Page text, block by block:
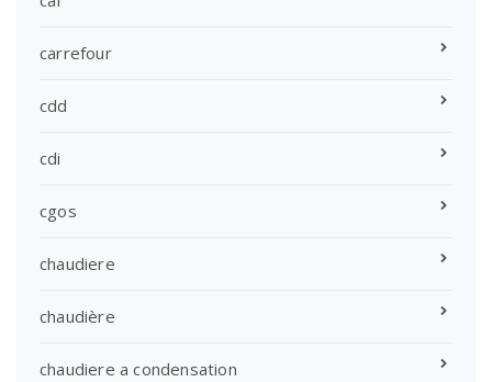
carrefour
cdd
cdi
cgos
chaudiere
chaudière
chaudiere a condensation